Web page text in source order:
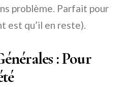
problème. Parfait pour
est qu’il en reste).
: Pour